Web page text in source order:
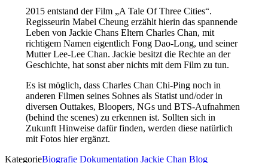
2015 entstand der Film „A Tale Of Three Cities“.
Regisseurin Mabel Cheung erzählt hierin das spannende
Leben von Jackie Chans Eltern Charles Chan, mit
richtigem Namen eigentlich Fong Dao-Long, und seiner
Mutter Lee-Lee Chan. Jackie besitzt die Rechte an der
Geschichte, hat sonst aber nichts mit dem Film zu tun.
Es ist möglich, dass Charles Chan Chi-Ping noch in
anderen Filmen seines Sohnes als Statist und/oder in
diversen Outtakes, Bloopers, NGs und BTS-Aufnahmen
(behind the scenes) zu erkennen ist. Sollten sich in
Zukunft Hinweise dafür finden, werden diese natürlich
mit Fotos hier ergänzt.
KategorieBiografie Dokumentation Jackie Chan Blog